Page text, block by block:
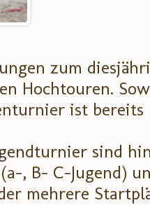
zum
Hochtouren.
ist bereits
sind
, B- C-Jugend)
mehrere